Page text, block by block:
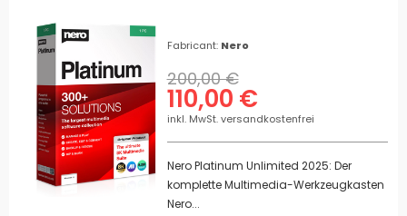
Fabricant: Nero
110,00 €
200,00 €
inkl. MwSt. versandkostenfrei
Nero Platinum Unlimited 2025: Der
komplette Multimedia-Werkzeugkasten
Nero...